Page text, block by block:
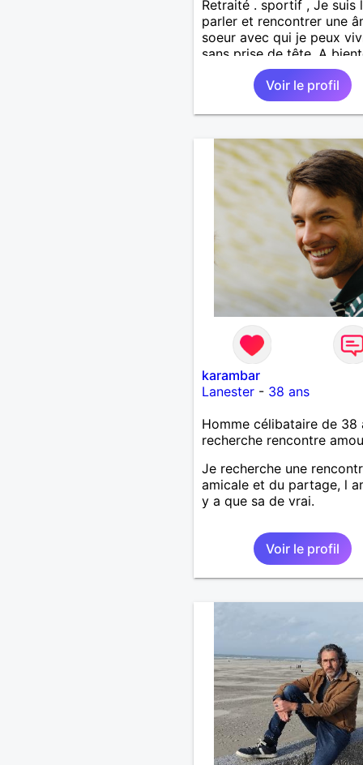
Retraité . sportif , Je suis
parler et rencontrer une
soeur avec qui je peux
sans prise de tête. A
espère . Amicalement
Voir le profil
karambar
Lanester- 38 ans
Homme célibataire de 38
recherche rencontre
Je recherche une
amicale et du partage, l
y a que sa de vrai.
Voir le profil